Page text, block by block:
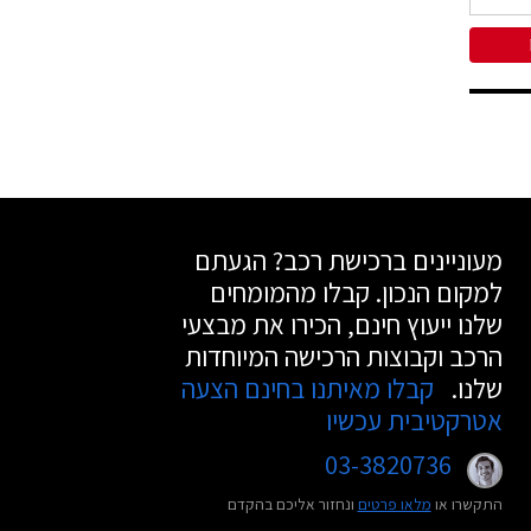
מעוניינים ברכישת רכב? הגעתם
למקום הנכון. קבלו מהמומחים
שלנו ייעוץ חינם, הכירו את מבצעי
הרכב וקבוצות הרכישה המיוחדות
שלנו. קבלו מאיתנו בחינם הצעה
אטרקטיבית עכשיו
03-3820736
התקשרו או מלאו פרטים ונחזור אליכם בהקדם